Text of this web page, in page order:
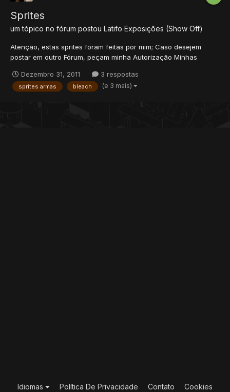
Sprites
um tópico no fórum postou Latifo Exposições (Show Off)
Atenção, estas sprites foram feitas por mim; Caso desejem
postar em outro Fórum, peçam minha Autorização Minhas
demais são de uns meses atrás, quando eu estava fazendo um
Bleach Tibia, caso se interessem no meu trabalho me falem,
Dezembro 31, 2011 3 respostas
sprites armas bleach (e 3 mais)
Idiomas Política De Privacidade Contato Cookies